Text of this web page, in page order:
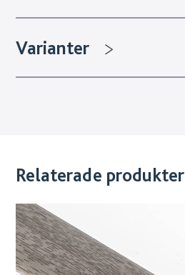
Varianter
Relaterade produkter